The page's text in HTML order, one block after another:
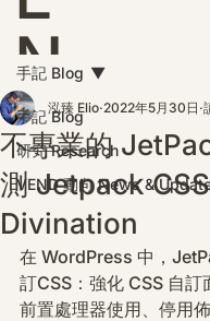
N
D
手記 Blog
研究 Research
VEND 動向 News &
手記 Blog
不專業的
測 Jetpack
Divination
泓臻 Elio 2022年5月30日
在 WordPress 中，
訂CSS：強化 CSS 自
前置處理器使用、停用